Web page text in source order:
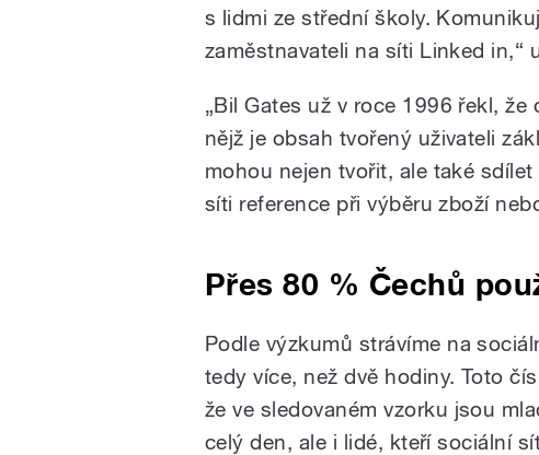
s lidmi ze střední školy.
zaměstnavateli na síti Linked in,“
„Bil Gates už v roce 1996 řekl, že
nějž je obsah tvořený uživateli
mohou nejen tvořit, ale také
síti reference při výběru zboží
Přes 80 % Čechů
Podle výzkumů strávíme na
tedy více, než dvě hodiny. Toto
že ve sledovaném vzorku jsou
celý den, ale i lidé, kteří sociální